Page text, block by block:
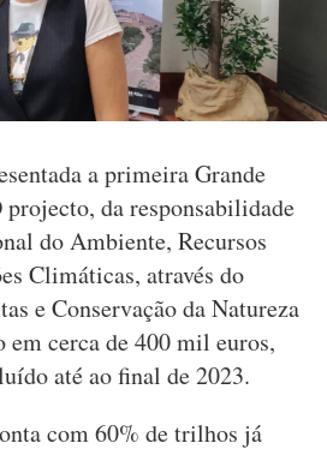
a primeira Grande
da responsabilidade
do Ambiente, Recursos
Climáticas, através do
e Conservação da Natureza
em cerca de 400 mil euros,
até ao final de 2023.
com 60% de trilhos já